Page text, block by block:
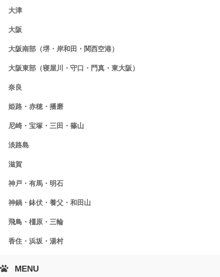
大津
大阪
大阪南部（堺・岸和田・関西空港）
大阪東部（寝屋川・守口・門真・東大阪）
奈良
姫路・赤穂・播磨
尼崎・宝塚・三田・篠山
淡路島
滋賀
神戸・有馬・明石
神鍋・鉢伏・養父・和田山
飛鳥・橿原・三輪
香住・浜坂・湯村
MENU